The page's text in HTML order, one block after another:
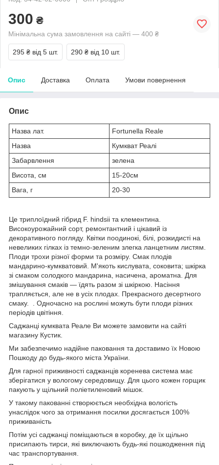
300 ₴
Мінімальна сума замовлення на сайті — 400 ₴
295 ₴ від 5 шт. 290 ₴ від 10 шт.
Опис Доставка Оплата Умови повернення
Опис
Назва лат.
Fortunella Reale
Назва
Кумкват Реалі
Забарвлення
зелена
Висота, см
15-20см
Вага, г
20-30
Це триплоїдний гібрид F. hindsii та клементина.
Високоурожайний сорт, ремонтантний і цікавий із
декоративного погляду. Квітки поодинокі, білі, розкидисті на
невеликих гілках із темно-зеленим злегка ланцетним листям.
Плоди трохи різної форми та розміру. Смак плодів
мандарино-кумкватовий. М'якоть кислувата, соковита; шкірка
зі смаком солодкого мандарина, насичена, ароматна. Для
змішування смаків — їдять разом зі шкіркою. Насіння
трапляється, але не в усіх плодах. Прекрасного десертного
смаку. . Одночасно на рослині можуть бути плоди різних
періодів цвітіння.
Саджанці кумквата Реале Ви можете замовити на сайті
магазину Кустик.
Ми забезпечимо надійне паковання та доставимо їх Новою
Пошкоду до будь-якого міста України.
Для гарної приживності саджанців коренева система має
зберігатися у вологому середовищу. Для цього кожен горщик
пакують у щільний поліетиленовий мішок.
У такому пакованні створюється необхідна вологість
унаслідок чого за отримання посилки досягається 100%
приживаність
Потім усі саджанці поміщаються в коробку, де їх щільно
присипають тирси, які виключають будь-які пошкодження під
час транспортування.